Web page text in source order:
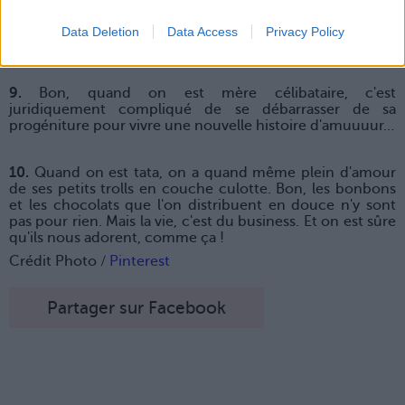
Data Deletion Data Access Privacy Policy
sa mère, pour vivre son histoire d'amour pleinement !
9. Bon, quand on est mère célibataire, c'est
juridiquement compliqué de se débarrasser de sa
progéniture pour vivre une nouvelle histoire d'amuuuur…
10. Quand on est tata, on a quand même plein d'amour
de ses petits trolls en couche culotte. Bon, les bonbons
et les chocolats que l'on distribuent en douce n'y sont
pas pour rien. Mais la vie, c'est du business. Et on est sûre
qu'ils nous adorent, comme ça !
Crédit Photo / Pinterest
Partager sur Facebook